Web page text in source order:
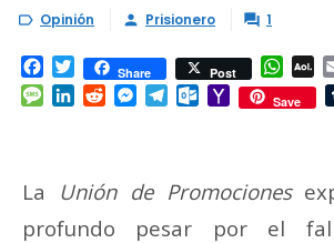
 Opinión  Prisionero  1
Facebook
TwitterShare Post
Message
LinkedInRedditMessenger
TelegramOutlook.com
YahooSave
La Unión de Promociones
profundo pesar por el